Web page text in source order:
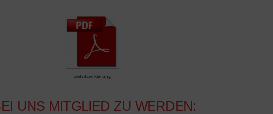
Beitrittserklärung
UNS MITGLIED ZU WERDEN: